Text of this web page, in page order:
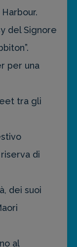
del Signore
per una
tra gli
di
dei suoi
al